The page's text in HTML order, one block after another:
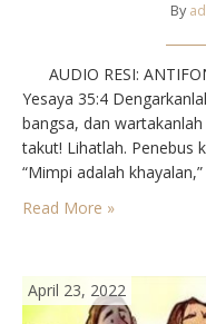
By
AUDIO RESI:
Yesaya 35:4
bangsa, dan
takut! Lihatlah. Penebus
“Mimpi adalah
bermimpi lagi akan
Read More »
April 23, 2022